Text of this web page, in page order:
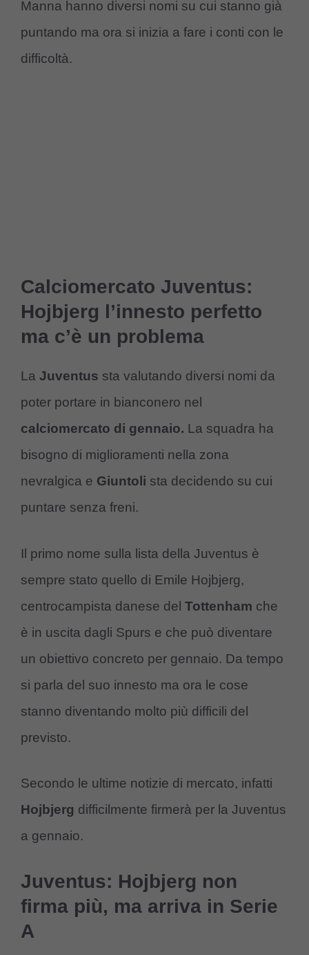
Manna hanno diversi nomi su cui stanno già
puntando ma ora si inizia a fare i conti con le
difficoltà.
Calciomercato Juventus:
Hojbjerg l’innesto perfetto
ma c’è un problema
La Juventus sta valutando diversi nomi da
poter portare in bianconero nel
calciomercato di gennaio. La squadra ha
bisogno di miglioramenti nella zona
nevralgica e Giuntoli sta decidendo su cui
puntare senza freni.
Il primo nome sulla lista della Juventus è
sempre stato quello di Emile Hojbjerg,
centrocampista danese del Tottenham che
è in uscita dagli Spurs e che può diventare
un obiettivo concreto per gennaio. Da tempo
si parla del suo innesto ma ora le cose
stanno diventando molto più difficili del
previsto.
Secondo le ultime notizie di mercato, infatti
Hojbjerg difficilmente firmerà per la Juventus
a gennaio.
Juventus: Hojbjerg non
firma più, ma arriva in Serie
A